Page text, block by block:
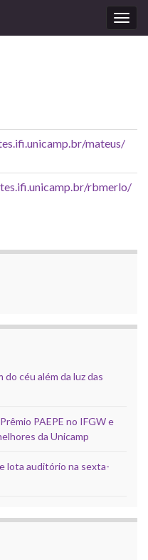
mateus/
rbmerlo/
céu além da luz das
PAEPE no IFGW e
da Unicamp
lota auditório na sexta-